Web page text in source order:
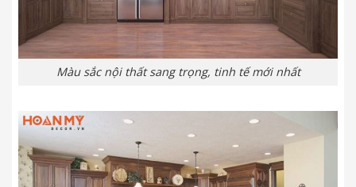
Màu sắc nội thất sang trọng, tinh tế mới nhất